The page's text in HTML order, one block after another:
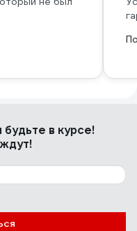
будьте в курсе!